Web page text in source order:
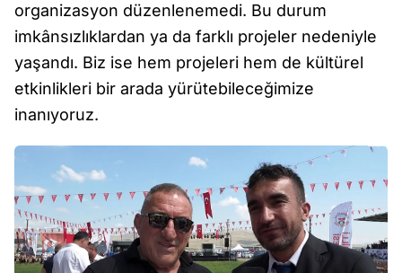
organizasyon düzenlenemedi. Bu durum
imkânsızlıklardan ya da farklı projeler nedeniyle
yaşandı. Biz ise hem projeleri hem de kültürel
etkinlikleri bir arada yürütebileceğimize
inanıyoruz.